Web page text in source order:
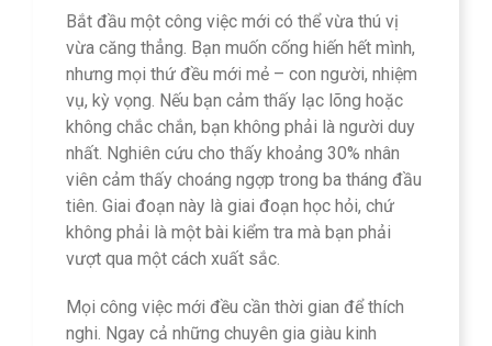
Bắt đầu một công việc mới có thể vừa thú vị
vừa căng thẳng. Bạn muốn cống hiến hết mình,
nhưng mọi thứ đều mới mẻ – con người, nhiệm
vụ, kỳ vọng. Nếu bạn cảm thấy lạc lõng hoặc
không chắc chắn, bạn không phải là người duy
nhất. Nghiên cứu cho thấy khoảng 30% nhân
viên cảm thấy choáng ngợp trong ba tháng đầu
tiên. Giai đoạn này là giai đoạn học hỏi, chứ
không phải là một bài kiểm tra mà bạn phải
vượt qua một cách xuất sắc.
Mọi công việc mới đều cần thời gian để thích
nghi. Ngay cả những chuyên gia giàu kinh